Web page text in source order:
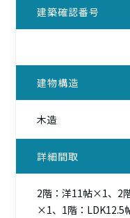
建築確認番号
建物構造
木造
詳細間取
2階：洋11帖×1、2
×1、1階：LDK12.5